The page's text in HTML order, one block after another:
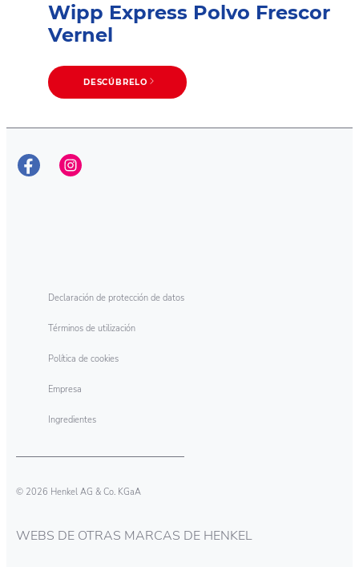
Wipp Express Polvo Frescor
Vernel
DESCÚBRELO
Declaración de protección de datos
Términos de utilización
Política de cookies
Empresa
Ingredientes
© 2026 Henkel AG & Co. KGaA
WEBS DE OTRAS MARCAS DE HENKEL